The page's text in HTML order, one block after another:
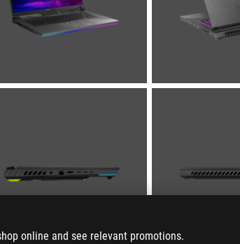
online and see relevant promotions.